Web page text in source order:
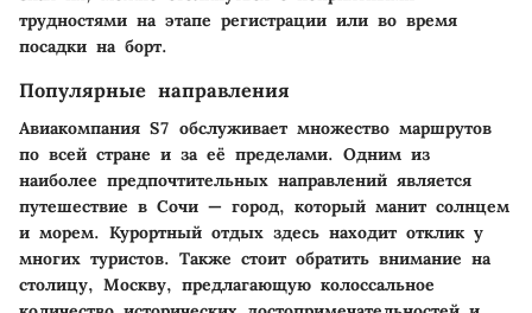
трудностями на этапе регистрации или во время
посадки на борт.
Популярные направления
Авиакомпания S7 обслуживает множество маршрутов
по всей стране и за её пределами. Одним из
наиболее предпочтительных направлений является
путешествие в Сочи — город, который манит солнцем
и морем. Курортный отдых здесь находит отклик у
многих туристов. Также стоит обратить внимание на
столицу, Москву, предлагающую колоссальное